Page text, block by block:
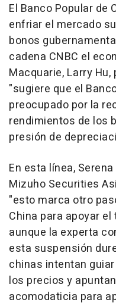
El Banco Popular de
enfriar el mercado
bonos
cadena CNBC el
Macquarie, Larry
"sugiere que el
preocupado por la
rendimientos de los
presión de
En esta línea,
Mizuho Securities
"esto marca otro
China para apoyar
aunque la experta
esta suspensión
chinas intentan
los precios y
acomodaticia para